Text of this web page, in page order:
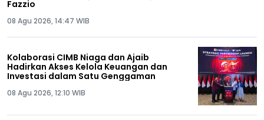
Fazzio
08 Agu 2026, 14:47 WIB
Kolaborasi CIMB Niaga dan Ajaib
Hadirkan Akses Kelola Keuangan dan
Investasi dalam Satu Genggaman
08 Agu 2026, 12:10 WIB